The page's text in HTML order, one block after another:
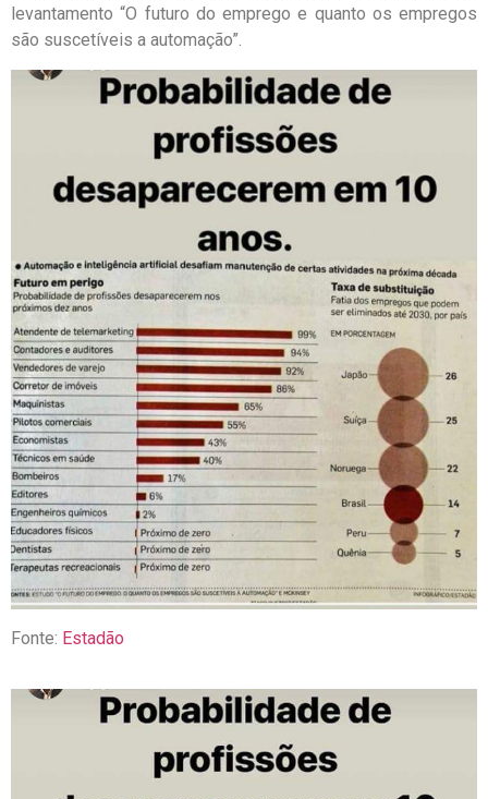
levantamento “O futuro do emprego e quanto os empregos
são suscetíveis a automação”.
Fonte: Estadão